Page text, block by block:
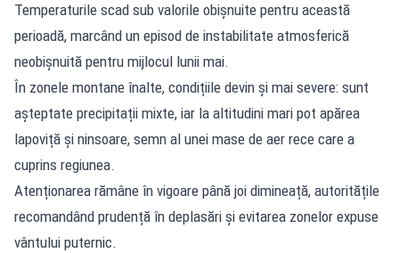
Temperaturile scad sub valorile obișnuite pentru această
perioadă, marcând un episod de instabilitate atmosferică
neobișnuită pentru mijlocul lunii mai.
În zonele montane înalte, condițiile devin și mai severe: sunt
așteptate precipitații mixte, iar la altitudini mari pot apărea
lapoviță și ninsoare, semn al unei mase de aer rece care a
cuprins regiunea.
Atenționarea rămâne în vigoare până joi dimineață, autoritățile
recomandând prudență în deplasări și evitarea zonelor expuse
vântului puternic.